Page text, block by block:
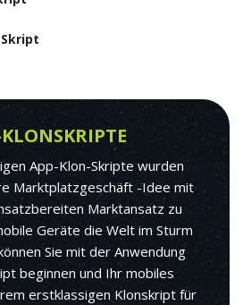
App-Klon-Skripte wurden
Marktplatzgeschäft -Idee mit
Marktansatz zu
Geräte die Welt im Sturm
Sie mit der Anwendung
beginnen und Ihr mobiles
erstklassigen Klonskript für